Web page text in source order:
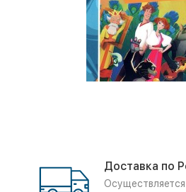
Доставка по